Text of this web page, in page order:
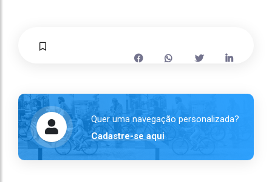
Quer uma navegação personalizada?
Cadastre-se aqui